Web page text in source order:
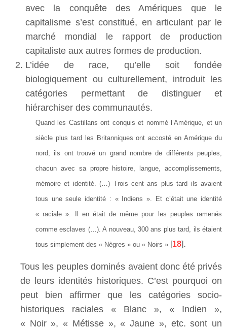
avec la conquête des Amériques que le
capitalisme s’est constitué, en articulant par le
marché mondial le rapport de production
capitaliste aux autres formes de production.
L’idée de race, qu’elle soit fondée
biologiquement ou culturellement, introduit les
catégories permettant de distinguer et
hiérarchiser des communautés.
Quand les Castillans ont conquis et nommé l’Amérique, et un
siècle plus tard les Britanniques ont accosté en Amérique du
nord, ils ont trouvé un grand nombre de différents peuples,
chacun avec sa propre histoire, langue, accomplissements,
mémoire et identité. (…) Trois cent ans plus tard ils avaient
tous une seule identité : « Indiens ». Et c’était une identité
« raciale ». Il en était de même pour les peuples ramenés
comme esclaves (…). A nouveau, 300 ans plus tard, ils étaient
tous simplement des « Nègres » ou « Noirs » [18].
Tous les peuples dominés avaient donc été privés
de leurs identités historiques. C’est pourquoi on
peut bien affirmer que les catégories socio-
historiques raciales « Blanc », « Indien »,
« Noir », « Métisse », « Jaune », etc. sont un